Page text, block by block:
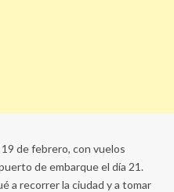
de febrero, con vuelos
de embarque el día 21.
a recorrer la ciudad y a tomar